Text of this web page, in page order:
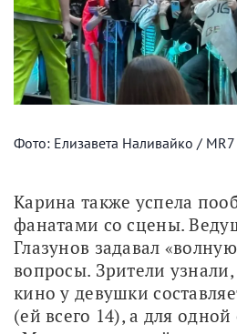
Фото: Елизавета Наливайко / MR7
Карина также успела
фанатами со сцены.
Глазунов задавал
вопросы. Зрители
кино у девушки
(ей всего 14), а для